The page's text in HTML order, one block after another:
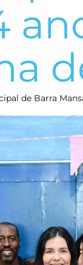
de Barra